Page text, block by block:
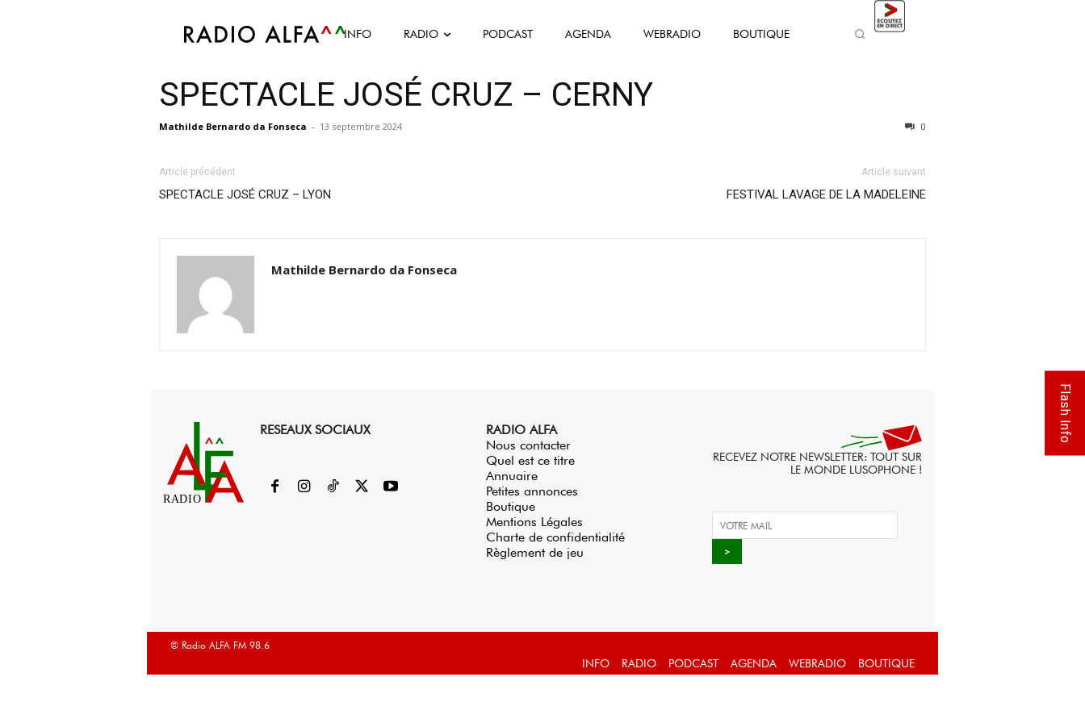
INFO RADIO PODCAST AGENDA WEBRADIO BOUTIQUE
SPECTACLE JOSÉ CRUZ – CERNY
Mathilde Bernardo da Fonseca - 13 septembre 2024 0
Article précédent
SPECTACLE JOSÉ CRUZ – LYON
Article suivant
FESTIVAL LAVAGE DE LA MADELEINE
Mathilde Bernardo da Fonseca
RADIO
RESEAUX SOCIAUX
RADIO ALFA
Nous contacter
Quel est ce titre
Annuaire
Petites annonces
Boutique
Mentions Légales
Charte de confidentialité
Règlement de jeu
RECEVEZ NOTRE NEWSLETTER: TOUT SUR
LE MONDE LUSOPHONE !
© Radio ALFA FM 98.6
INFO RADIO PODCAST AGENDA WEBRADIO BOUTIQUE
Flash Info